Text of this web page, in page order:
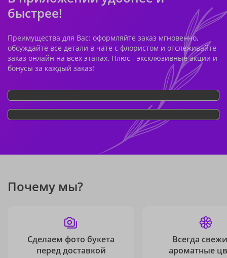
быстрее!
Преимущества для Вас: оформляйте заказ мгновенно,
обсуждайте все детали в чате с флористом и отслеживайте
заказ онлайн на всех этапах. Плюс - эксклюзивные акции и
бонусы за каждый заказ!
Почему мы?
Сделаем фото букета
перед доставкой
Всегда
ароматные